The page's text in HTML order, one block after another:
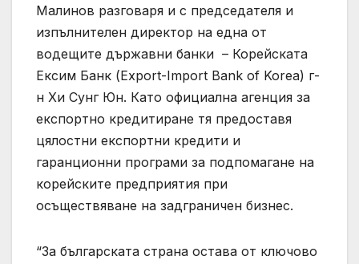
Малинов разговаря и с председателя и
изпълнителен директор на една от
водещите държавни банки – Корейската
Ексим Банк (Export-Import Bank of Korea) г-
н Хи Сунг Юн. Като официална агенция за
експортно кредитиране тя предоставя
цялостни експортни кредити и
гаранционни програми за подпомагане на
корейските предприятия при
осъществяване на задграничен бизнес.
“За българската страна остава от ключово